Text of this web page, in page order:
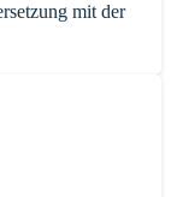
mit der